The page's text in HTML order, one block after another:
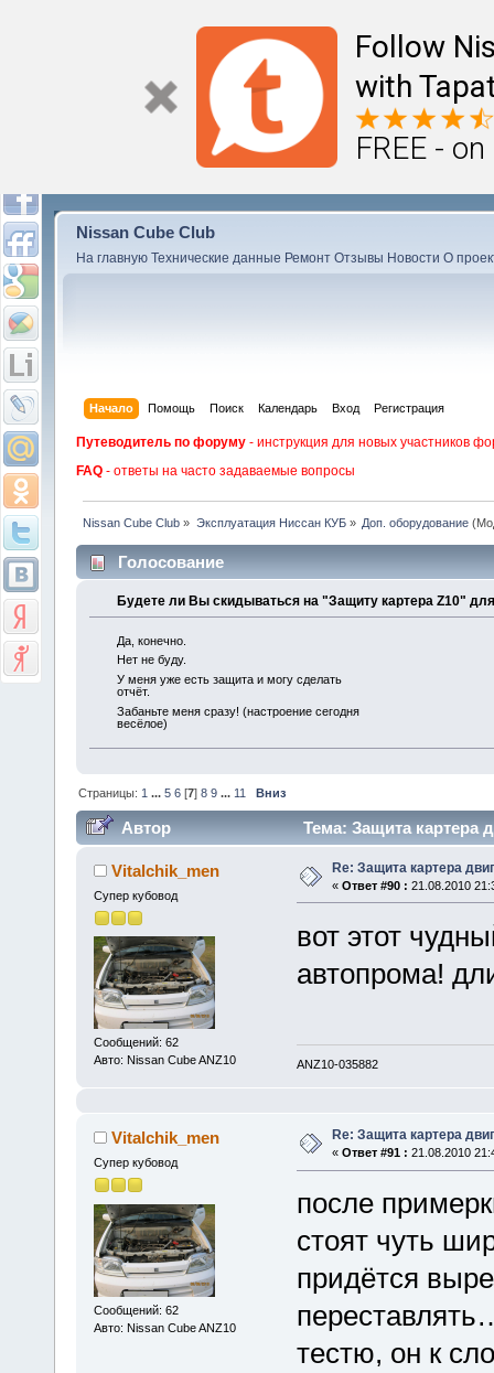
Follow
with
FREE -
Nissan Cube Club
На главную Технические данные Ремонт Отзывы Новости О
Начало Помощь Поиск Календарь Вход Регистрация
Путеводитель по форуму - инструкция для новых участников
FAQ - ответы на часто задаваемые вопросы
Nissan Cube Club » Эксплуатация Ниссан КУБ» Доп. оборудование
Голосование
Будете ли Вы скидываться на "Защиту картера Z10"
Да, конечно.
Нет не буду.
У меня уже есть защита и могу сделать
отчёт.
Забаньте меня сразу! (настроение сегодня
весёлое)
Страницы: 1 ...5 6 [7]8 9 ... 11 Вниз
Автор Тема: Защита картера
Vitalchik_men
Супер кубовод
Сообщений: 62
Авто: Nissan Cube ANZ10
Re: Защита картера
« Ответ #90 : 21.08.2010
вот этот
автопрома!
ANZ10-035882
Vitalchik_men
Супер кубовод
Сообщений: 62
Авто: Nissan Cube ANZ10
Re: Защита картера
« Ответ #91 : 21.08.2010
после
стоят чуть
придётся
тестю, он к